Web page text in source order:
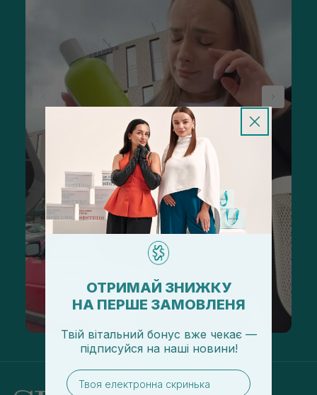
ОТРИМАЙ ЗНИЖКУ
НА ПЕРШЕ ЗАМОВЛЕНЯ
Твій вітальний бонус вже чекає —
підписуйся на наші новини!
email